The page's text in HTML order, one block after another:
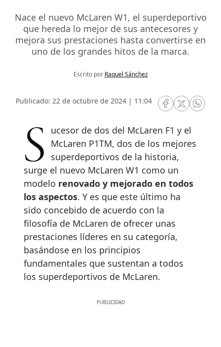
Nace el nuevo McLaren W1, el superdeportivo
que hereda lo mejor de sus antecesores y
mejora sus prestaciones hasta convertirse en
uno de los grandes hitos de la marca.
Escrito por Raquel Sánchez
Publicado: 22 de octubre de 2024 | 11:04
RRSS Facebook
RRSSRRSS
Sucesor de dos del McLaren F1 y el
McLaren P1TM, dos de los mejores
superdeportivos de la historia,
surge el nuevo McLaren W1 como un
modelo renovado y mejorado en todos
los aspectos. Y es que este último ha
sido concebido de acuerdo con la
filosofía de McLaren de ofrecer unas
prestaciones líderes en su categoría,
basándose en los principios
fundamentales que sustentan a todos
los superdeportivos de McLaren.